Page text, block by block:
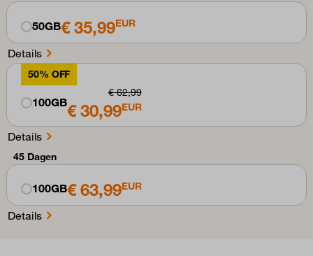
50GB€ 35,99EUR
Details
50% OFF
100GB
€ 62,99
€ 30,99EUR
Details
45 Dagen
100GB€ 63,99EUR
Details